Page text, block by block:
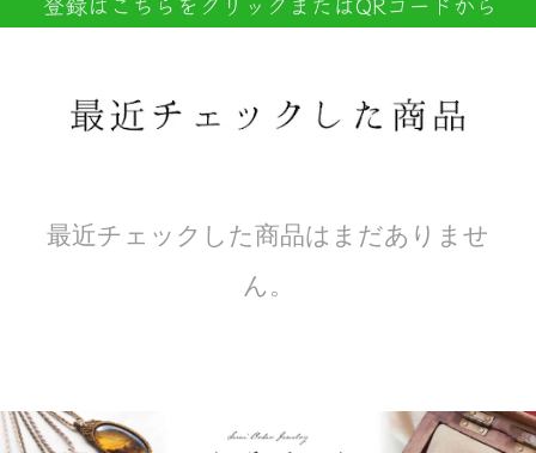
最近チェックした商品はまだありませ
ん。